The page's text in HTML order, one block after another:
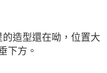
造型還在呦，位置大
下方。